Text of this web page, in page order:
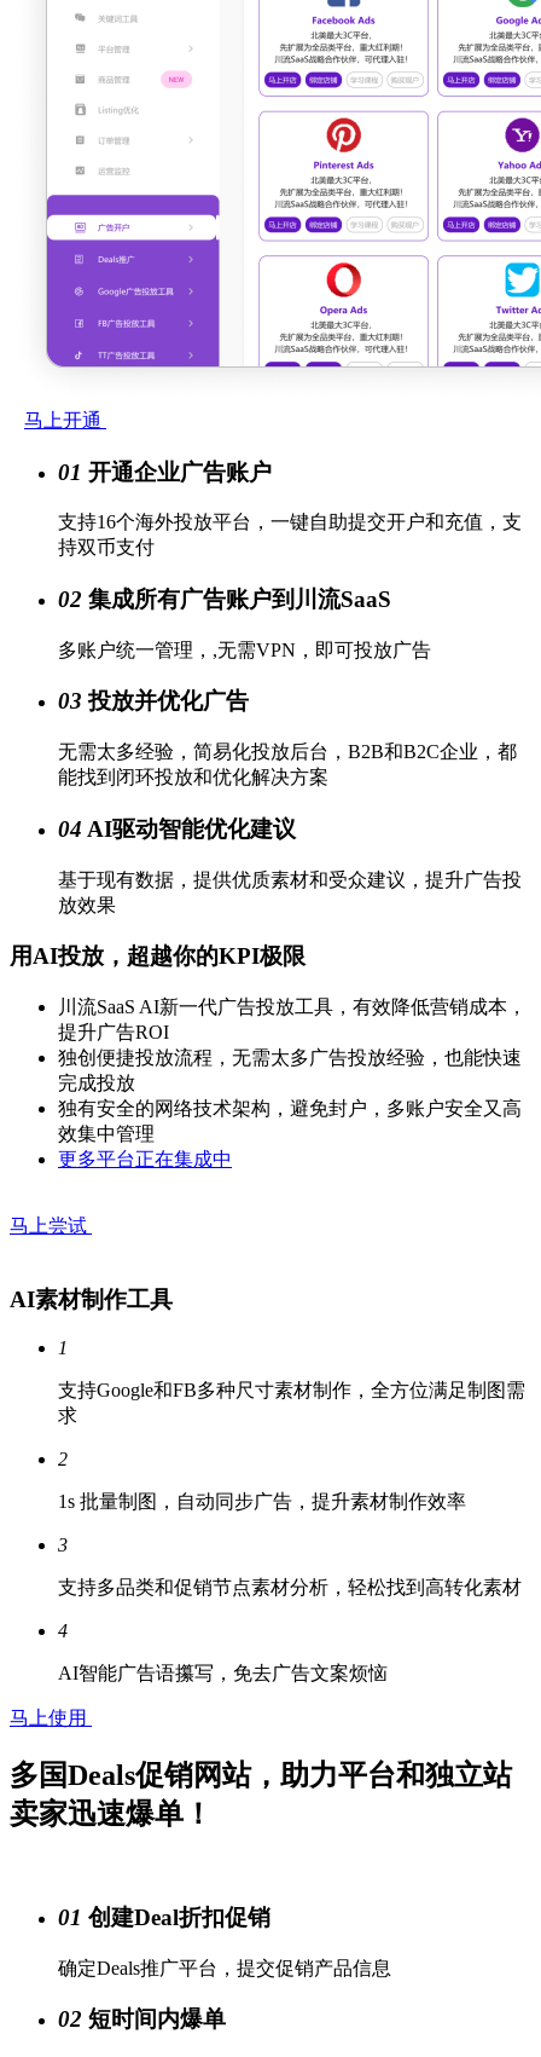
马上开通
01 开通企业广告账户
支持16个海外投放平台，一键自助提交开户和充值，支
持双币支付
02 集成所有广告账户到川流SaaS
多账户统一管理，,无需VPN，即可投放广告
03 投放并优化广告
无需太多经验，简易化投放后台，B2B和B2C企业，都
能找到闭环投放和优化解决方案
04 AI驱动智能优化建议
基于现有数据，提供优质素材和受众建议，提升广告投
放效果
用AI投放，超越你的KPI极限
川流SaaS AI新一代广告投放工具，有效降低营销成本，
提升广告ROI
独创便捷投放流程，无需太多广告投放经验，也能快速
完成投放
独有安全的网络技术架构，避免封户，多账户安全又高
效集中管理
更多平台正在集成中
马上尝试
AI素材制作工具
1
支持Google和FB多种尺寸素材制作，全方位满足制图需
求
2
1s 批量制图，自动同步广告，提升素材制作效率
3
支持多品类和促销节点素材分析，轻松找到高转化素材
4
AI智能广告语攥写，免去广告文案烦恼
马上使用
多国Deals促销网站，助力平台和独立站
卖家迅速爆单！
01 创建Deal折扣促销
确定Deals推广平台，提交促销产品信息
02 短时间内爆单